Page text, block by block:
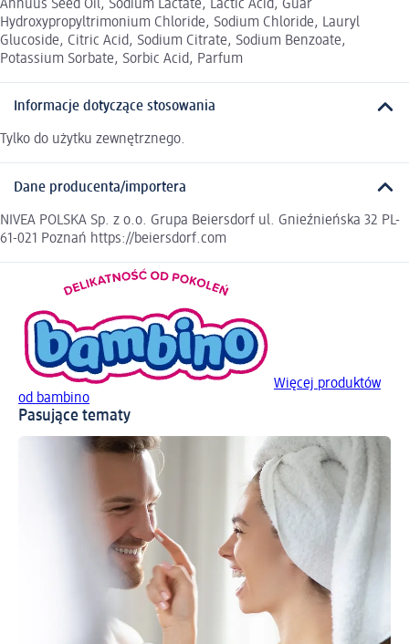
Annuus Seed Oil, Sodium Lactate, Lactic Acid, Guar
Hydroxypropyltrimonium Chloride, Sodium Chloride, Lauryl
Glucoside, Citric Acid, Sodium Citrate, Sodium Benzoate,
Potassium Sorbate, Sorbic Acid, Parfum
Informacje dotyczące stosowania
Tylko do użytku zewnętrznego.
Dane producenta/importera
NIVEA POLSKA Sp. z o.o. Grupa Beiersdorf ul. Gnieźnieńska 32 PL-
61-021 Poznań https://beiersdorf.com
Więcej produktów
od bambino
Pasujące tematy